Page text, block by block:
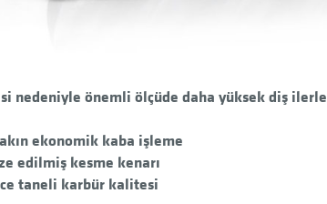
nedeniyle önemli ölçüde daha yüksek diş
ekonomik kaba işleme
edilmiş kesme kenarı
taneli karbür kalitesi